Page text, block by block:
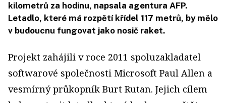
kilometrů za hodinu, napsala agentura AFP.
Letadlo, které má rozpětí křídel 117 metrů, by mělo
v budoucnu fungovat jako nosič raket.
Projekt zahájili v roce 2011 spoluzakladatel
softwarové společnosti Microsoft Paul Allen a
vesmírný průkopník Burt Rutan. Jejich cílem